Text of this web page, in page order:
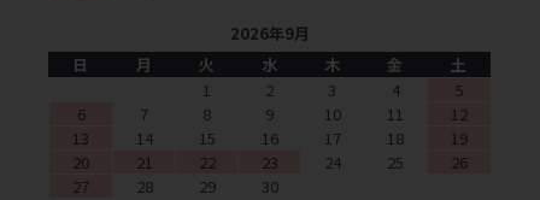
2026年9月
日
月 火 水 木 金
土
1
2 3 4
5
6
7 8 9 10 11
12
13
14 15 16 17 18
19
20
21 22 23 24 25
26
27
28 29 30